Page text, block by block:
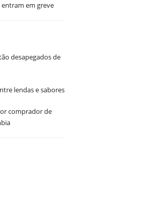
entram em greve
desapegados de
lendas e sabores
comprador de